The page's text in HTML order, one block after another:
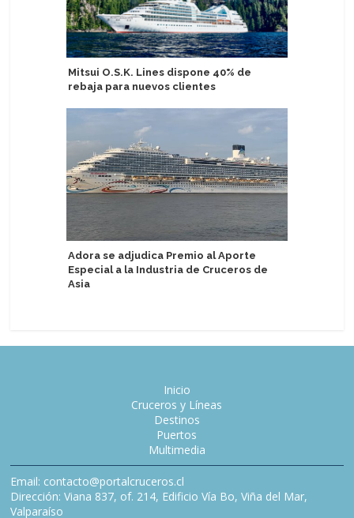
Mitsui O.S.K. Lines dispone 40% de
rebaja para nuevos clientes
Adora se adjudica Premio al Aporte
Especial a la Industria de Cruceros de
Asia
Inicio
Cruceros y Líneas
Destinos
Puertos
Multimedia
Email: contacto@portalcruceros.cl
Dirección: Viana 837, of. 214, Edificio Vía Bo, Viña del Mar,
Valparaíso